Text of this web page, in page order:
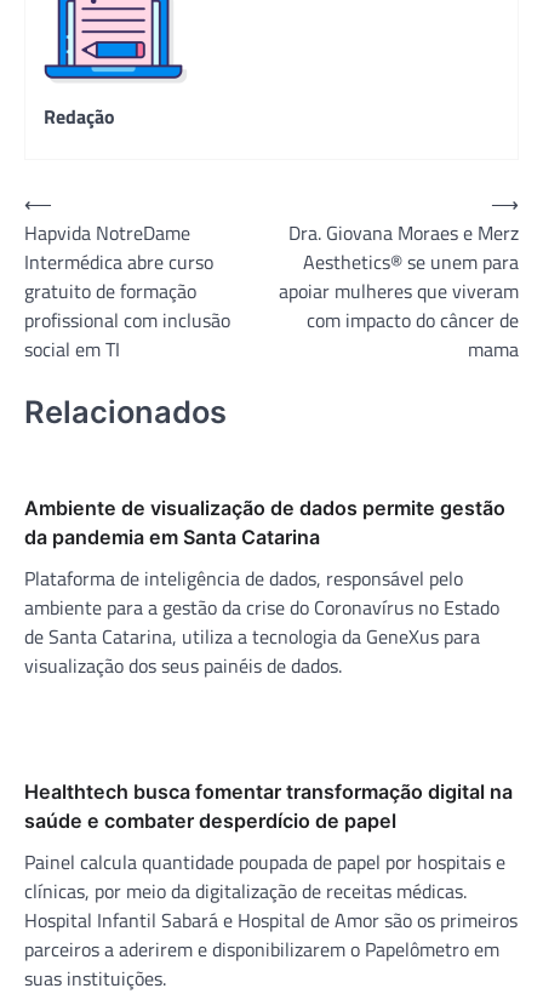
Redação
Navegação
de
Post
⟵
Hapvida NotreDame
Intermédica abre curso
gratuito de formação
profissional com inclusão
social em TI
Dra. Giovana Moraes e Merz
Aesthetics® se unem para
apoiar mulheres que viveram
com impacto do câncer de
mama
⟶
Relacionados
Ambiente de visualização de dados permite gestão
da pandemia em Santa Catarina
Plataforma de inteligência de dados, responsável pelo
ambiente para a gestão da crise do Coronavírus no Estado
de Santa Catarina, utiliza a tecnologia da GeneXus para
visualização dos seus painéis de dados.
Healthtech busca fomentar transformação digital na
saúde e combater desperdício de papel
Painel calcula quantidade poupada de papel por hospitais e
clínicas, por meio da digitalização de receitas médicas.
Hospital Infantil Sabará e Hospital de Amor são os primeiros
parceiros a aderirem e disponibilizarem o Papelômetro em
suas instituições.